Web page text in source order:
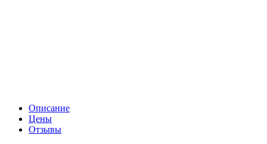
Описание
Цены
Отзывы